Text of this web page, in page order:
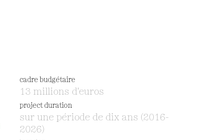
cadre budgétaire
13 millions d'euros
project duration
sur une période de dix ans (2016-
2026)